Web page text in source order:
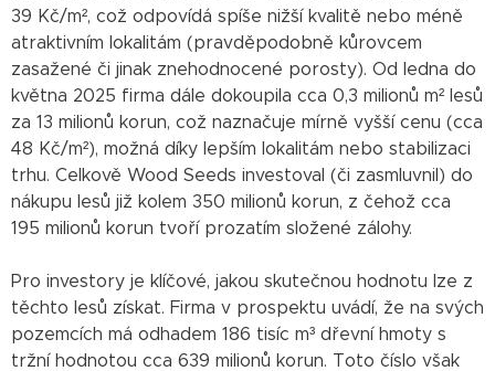
39 Kč/m², což odpovídá spíše nižší kvalitě nebo méně
atraktivním lokalitám (pravděpodobně kůrovcem
zasažené či jinak znehodnocené porosty). Od ledna do
května 2025 firma dále dokoupila cca 0,3 milionů m² lesů
za 13 milionů korun, což naznačuje mírně vyšší cenu (cca
48 Kč/m²), možná díky lepším lokalitám nebo stabilizaci
trhu. Celkově Wood Seeds investoval (či zasmluvnil) do
nákupu lesů již kolem 350 milionů korun, z čehož cca
195 milionů korun tvoří prozatím složené zálohy.
Pro investory je klíčové, jakou skutečnou hodnotu lze z
těchto lesů získat. Firma v prospektu uvádí, že na svých
pozemcích má odhadem 186 tisíc m³ dřevní hmoty s
tržní hodnotou cca 639 milionů korun. Toto číslo však